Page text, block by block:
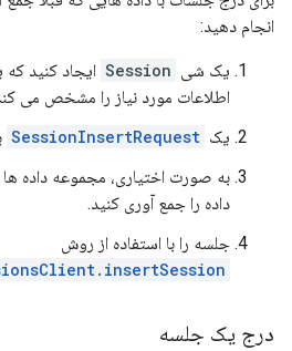
انجام دهید:
یک شی Session ایجاد کنید که
اطلاعات مورد نیاز را مشخص می
یک SessionInsertRequest
به صورت اختیاری، مجموعه داده ها
داده را جمع آوری کنید.
جلسه را با استفاده از روش
درج یک جلسه